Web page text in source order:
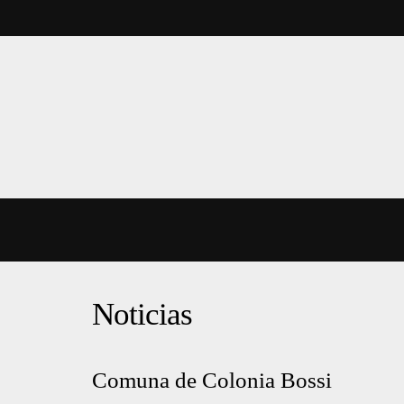
Noticias
Comuna de Colonia Bossi